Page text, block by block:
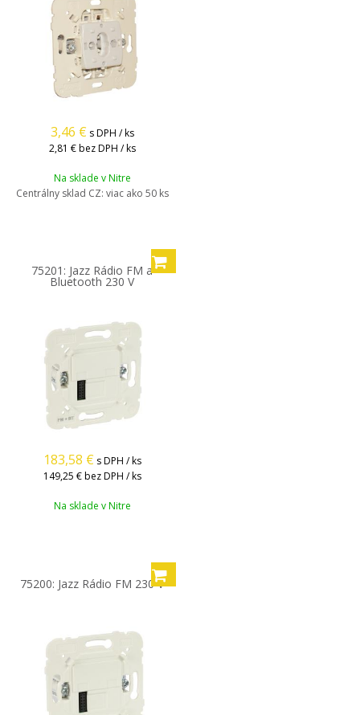
3,46 € s DPH / ks
2,81 € bez DPH / ks
Na sklade v Nitre
Centrálny sklad CZ: viac ako 50 ks
75201: Jazz Rádio FM a
Bluetooth 230 V
183,58 € s DPH / ks
149,25 € bez DPH / ks
Na sklade v Nitre
75200: Jazz Rádio FM 230 V